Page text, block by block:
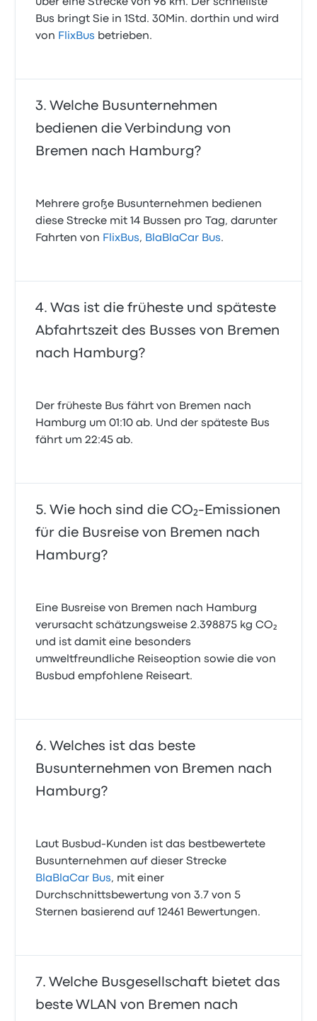
über eine Strecke von 96 km. Der schnellste
Bus bringt Sie in 1Std. 30Min. dorthin und wird
von FlixBus betrieben.
Welche Busunternehmen
bedienen die Verbindung von
Bremen nach Hamburg?
Mehrere große Busunternehmen bedienen
diese Strecke mit 14 Bussen pro Tag, darunter
Fahrten von FlixBus, BlaBlaCar Bus.
Was ist die früheste und späteste
Abfahrtszeit des Busses von Bremen
nach Hamburg?
Der früheste Bus fährt von Bremen nach
Hamburg um 01:10 ab. Und der späteste Bus
fährt um 22:45 ab.
Wie hoch sind die CO₂-Emissionen
für die Busreise von Bremen nach
Hamburg?
Eine Busreise von Bremen nach Hamburg
verursacht schätzungsweise 2.398875 kg CO₂
und ist damit eine besonders
umweltfreundliche Reiseoption sowie die von
Busbud empfohlene Reiseart.
Welches ist das beste
Busunternehmen von Bremen nach
Hamburg?
Laut Busbud-Kunden ist das bestbewertete
Busunternehmen auf dieser Strecke
BlaBlaCar Bus, mit einer
Durchschnittsbewertung von 3.7 von 5
Sternen basierend auf 12461 Bewertungen.
Welche Busgesellschaft bietet das
beste WLAN von Bremen nach